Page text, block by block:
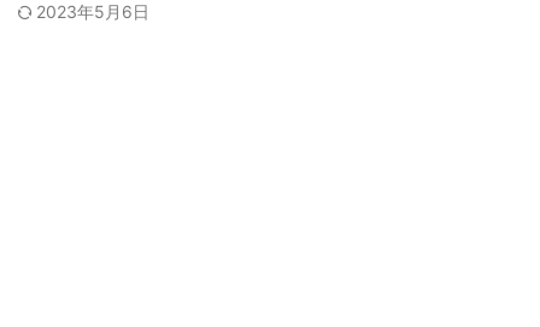
2023年5月6日